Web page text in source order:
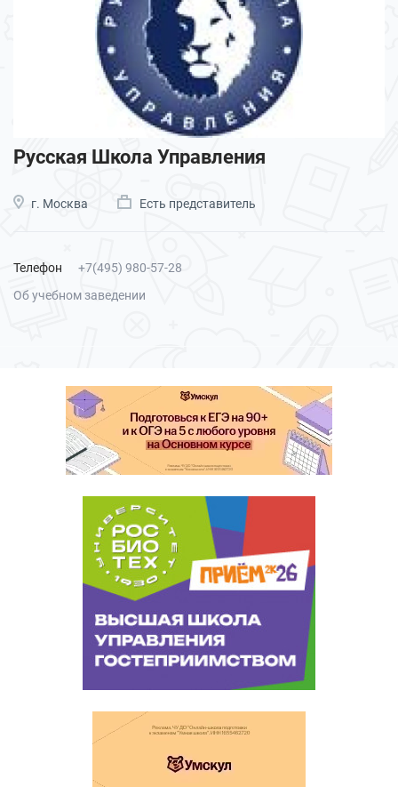
Русская Школа Управления
г. Москва Есть представитель
Телефон
+7(495) 980-57-28
Об учебном заведении